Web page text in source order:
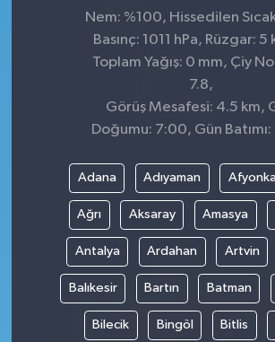
Nem: %100, Hissedilen
Basınç: 1011 hPa, Rüzgar:
Toplam Yağış: 0 mm, Çiy
7.8,
Görüş Mesafesi: 4.5 km,
Doğumu: 7:00, Gün Batımı:
Adana Adıyaman
Ağrı Aksaray Amasya
Antalya Ardahan Artvin
Balıkesir Bartın Batman
Bilecik Bingöl Bitlis